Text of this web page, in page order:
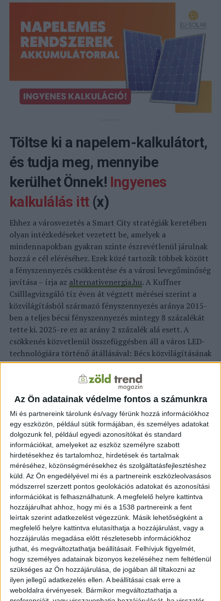
Az Ön adatainak védelme fontos a számunkra
Mi és partnereink tárolunk és/vagy férünk hozzá információkhoz
egy eszközön, például sütik formájában, és személyes adatokat
dolgozunk fel, például egyedi azonosítókat és standard
információkat, amelyeket az eszköz személyre szabott
hirdetésekhez és tartalomhoz, hirdetések és tartalmak
méréséhez, közönségmérésekhez és szolgáltatásfejlesztéshez
küld. Az Ön engedélyével mi és a partnereink eszközleolvasásos
módszerrel szerzett pontos geolokációs adatokat és azonosítási
információkat is felhasználhatunk. A megfelelő helyre kattintva
hozzájárulhat ahhoz, hogy mi és a 1538 partnereink a fent
leírtak szerint adatkezelést végezzünk. Másik lehetőségként a
megfelelő helyre kattintva elutasíthatja a hozzájárulást, vagy a
hozzájárulás megadása előtt részletesebb információkhoz
juthat, és megváltoztathatja beállításait. Felhívjuk figyelmét,
hogy személyes adatainak bizonyos kezeléséhez nem feltétlenül
szükséges az Ön hozzájárulása, de jogában áll tiltakozni az
ilyen jellegű adatkezelés ellen. A beállításai csak erre a
weboldalra érvényesek. Bármikor megváltoztathatja a
Töltse ki a napelem-kalkulátort,
és tudja meg, mennyibe
kerülhet Önnek! Ingyenes
kalkulálás itt (x)
Ehhez a városvezetés a Smart City stratégiák keretében
olyan intézkedéseket vezetett be, amelyek a
mindennapokban gyakran szinte észrevétlenül járulnak
hozzá e cél eléréséhez. Ezek közé tartozik többek között
a fényszennyezés csökkentése és a városi levegőminőség
javítása – írja az alternativenergia.hu. A Kuffner
Csilllagvizsgáló tíz éven át végzett mérései szerint a
közvilágításból származó fényszennyezés aránya 2015-
ben a teljes bécsi fényszennyezés mintegy 8 százalékát
tette ki. 2025-re ez az arány 2 százalék alá esett. A
csökkenés közvetlenül összefüggésben áll a város LED-
technológiára történő átállásával: Bécs közvilágításának
már mintegy 80 százaléka LED-alapú, a teljes átállás
pedig várhatóan 2028-ra fejeződik be. A LED-es
közvilágításra való átállással a város a korábbi
energiafelhasználás mintegy 60 százalékat takarítja
meg, ami évente körülbelül 1000 tonna szén-dioxid-
kibocsátás elmaradását jelenti. A bécsi modell egyik
kulcseleme, hogy a város nem kizárólag piaci
megoldásokra támaszkodott, hanem saját fejlesztésű,
szabványosított LED-lámpatesteket hozott létre. Ennek
eredményeként gyorsabbá vált a karbantartás,
csökkentek az üzemeltetési költségek és jelentősen
megnőtt az élettartam: ezek a lámpák akár ötvenszer
tovább működnek, mint a korábbi fényforrások, a
garanciális idejük pedig – a napi üzemeltetés mellett-
elérheti a 17 évet.
A fényszennyezés csökkenése mellett az osztrák főváros
levegőminősége 2025-ben ismét elérte, sőt meg is
haladta az elmúlt évek kedvező szintjét. Már 2019-ben
sikerült az EU valamennyi légszennyező anyagára